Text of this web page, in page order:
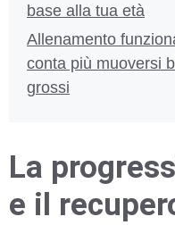
base alla tua età
Allenamento
conta più muoversi
grossi
La
e il